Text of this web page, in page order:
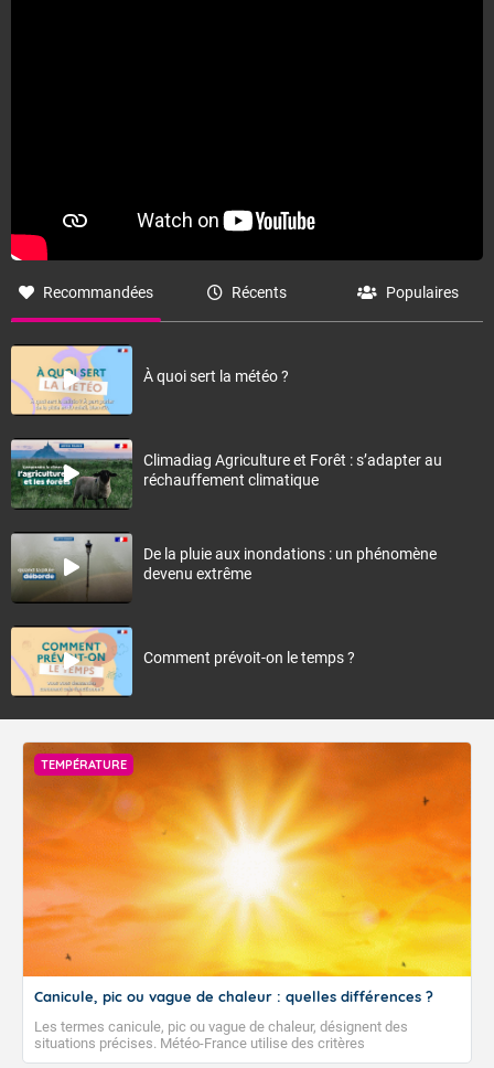
Recommandées Récents Populaires
À quoi sert la météo ?
Climadiag Agriculture et Forêt : s’adapter au
réchauffement climatique
De la pluie aux inondations : un phénomène
devenu extrême
Comment prévoit-on le temps ?
TEMPÉRATURE
Canicule, pic ou vague de chaleur : quelles différences ?
Les termes canicule, pic ou vague de chaleur, désignent des
situations précises. Météo-France utilise des critères
climatologiques pour évaluer et qualifier les épisodes de chaleur qui